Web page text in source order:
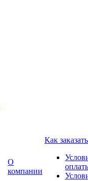
О
компании
Как